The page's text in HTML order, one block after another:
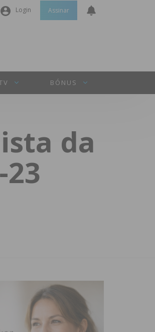
Login
INICIAR SESSÃO
Perdeu a sua senha?
Assinar
BÓNUS
da